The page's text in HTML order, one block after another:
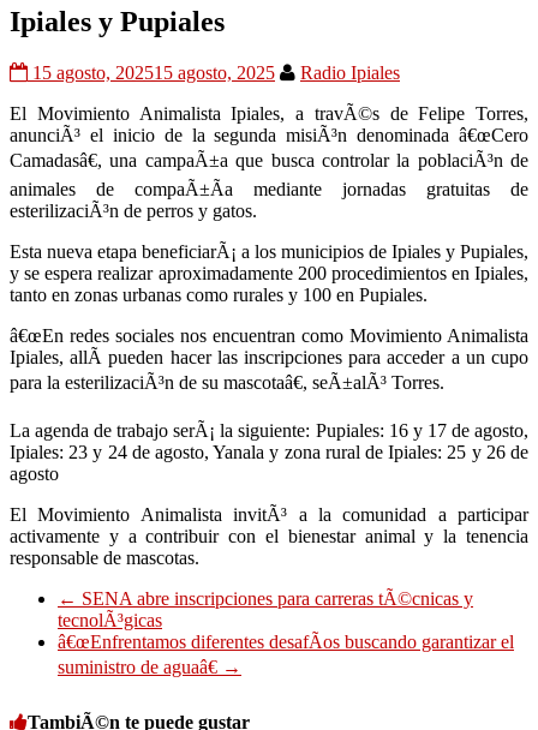
Ipiales y Pupiales
15 agosto, 202515 agosto, 2025
Radio Ipiales
El Movimiento Animalista Ipiales, a travÃ©s de Felipe Torres,
anunciÃ³ el inicio de la segunda misiÃ³n denominada â€œCero
Camadasâ€, una campaÃ±a que busca controlar la poblaciÃ³n de
animales de compaÃ±Ã­a mediante jornadas gratuitas de
esterilizaciÃ³n de perros y gatos.
Esta nueva etapa beneficiarÃ¡ a los municipios de Ipiales y Pupiales,
y se espera realizar aproximadamente 200 procedimientos en Ipiales,
tanto en zonas urbanas como rurales y 100 en Pupiales.
â€œEn redes sociales nos encuentran como Movimiento Animalista
Ipiales, allÃ­ pueden hacer las inscripciones para acceder a un cupo
para la esterilizaciÃ³n de su mascotaâ€, seÃ±alÃ³ Torres.
La agenda de trabajo serÃ¡ la siguiente: Pupiales: 16 y 17 de agosto,
Ipiales: 23 y 24 de agosto, Yanala y zona rural de Ipiales: 25 y 26 de
agosto
El Movimiento Animalista invitÃ³ a la comunidad a participar
activamente y a contribuir con el bienestar animal y la tenencia
responsable de mascotas.
← SENA abre inscripciones para carreras tÃ©cnicas y
tecnolÃ³gicas
â€œEnfrentamos diferentes desafÃ­os buscando garantizar el
suministro de aguaâ€ →
TambiÃ©n te puede gustar